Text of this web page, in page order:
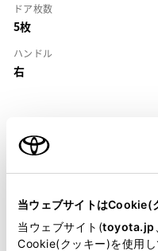
当ウェブサイトはCookie(
当ウェブサイト(toyota.jp
Cookie(クッキー)を使用
ドア枚数
5枚
ハンドル
右
装備・仕様